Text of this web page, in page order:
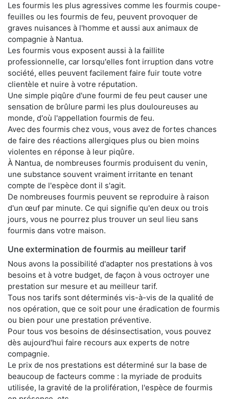
Les fourmis les plus agressives comme les fourmis coupe-
feuilles ou les fourmis de feu, peuvent provoquer de
graves nuisances à l'homme et aussi aux animaux de
compagnie à Nantua.
Les fourmis vous exposent aussi à la faillite
professionnelle, car lorsqu'elles font irruption dans votre
société, elles peuvent facilement faire fuir toute votre
clientèle et nuire à votre réputation.
Une simple piqûre d'une fourmi de feu peut causer une
sensation de brûlure parmi les plus douloureuses au
monde, d'où l'appellation fourmis de feu.
Avec des fourmis chez vous, vous avez de fortes chances
de faire des réactions allergiques plus ou bien moins
violentes en réponse à leur piqûre.
À Nantua, de nombreuses fourmis produisent du venin,
une substance souvent vraiment irritante en tenant
compte de l'espèce dont il s'agit.
De nombreuses fourmis peuvent se reproduire à raison
d'un œuf par minute. Ce qui signifie qu'en deux ou trois
jours, vous ne pourrez plus trouver un seul lieu sans
fourmis dans votre maison.
Une extermination de fourmis au meilleur tarif
Nous avons la possibilité d'adapter nos prestations à vos
besoins et à votre budget, de façon à vous octroyer une
prestation sur mesure et au meilleur tarif.
Tous nos tarifs sont déterminés vis-à-vis de la qualité de
nos opération, que ce soit pour une éradication de fourmis
ou bien pour une prestation préventive.
Pour tous vos besoins de désinsectisation, vous pouvez
dès aujourd'hui faire recours aux experts de notre
compagnie.
Le prix de nos prestations est déterminé sur la base de
beaucoup de facteurs comme : la myriade de produits
utilisée, la gravité de la prolifération, l'espèce de fourmis